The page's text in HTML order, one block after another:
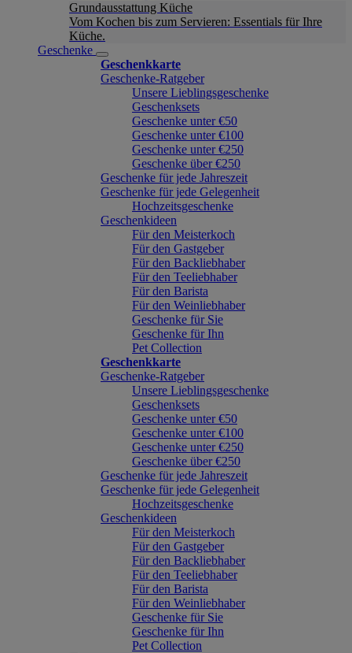
Grundausstattung Küche
Vom Kochen bis zum Servieren: Essentials für Ihre
Küche.
Geschenke
Geschenkkarte
Geschenke-Ratgeber
Unsere Lieblingsgeschenke
Geschenksets
Geschenke unter €50
Geschenke unter €100
Geschenke unter €250
Geschenke über €250
Geschenke für jede Jahreszeit
Geschenke für jede Gelegenheit
Hochzeitsgeschenke
Geschenkideen
Für den Meisterkoch
Für den Gastgeber
Für den Backliebhaber
Für den Teeliebhaber
Für den Barista
Für den Weinliebhaber
Geschenke für Sie
Geschenke für Ihn
Pet Collection
Geschenkkarte
Geschenke-Ratgeber
Unsere Lieblingsgeschenke
Geschenksets
Geschenke unter €50
Geschenke unter €100
Geschenke unter €250
Geschenke über €250
Geschenke für jede Jahreszeit
Geschenke für jede Gelegenheit
Hochzeitsgeschenke
Geschenkideen
Für den Meisterkoch
Für den Gastgeber
Für den Backliebhaber
Für den Teeliebhaber
Für den Barista
Für den Weinliebhaber
Geschenke für Sie
Geschenke für Ihn
Pet Collection